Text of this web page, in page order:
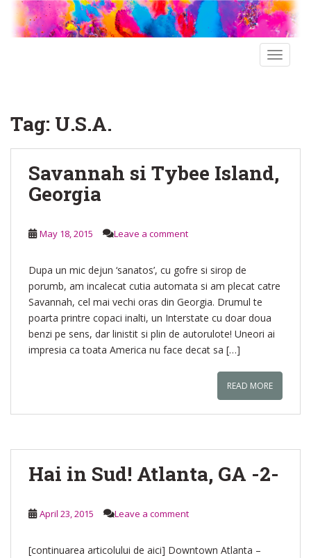
Tag: U.S.A.
Savannah si Tybee Island,
Georgia
May 18, 2015 Leave a comment
Dupa un mic dejun ‘sanatos’, cu gofre si sirop de
porumb, am incalecat cutia automata si am plecat catre
Savannah, cel mai vechi oras din Georgia. Drumul te
poarta printre copaci inalti, un Interstate cu doar doua
benzi pe sens, dar linistit si plin de autorulote! Uneori ai
impresia ca toata America nu face decat sa […]
READ MORE
Hai in Sud! Atlanta, GA -2-
April 23, 2015 Leave a comment
[continuarea articolului de aici] Downtown Atlanta –